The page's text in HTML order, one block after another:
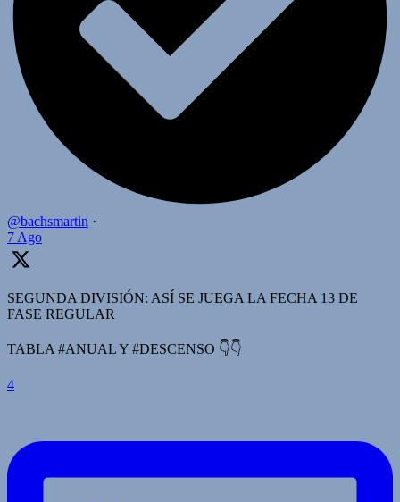
@bachsmartin ·
7 Ago
SEGUNDA DIVISIÓN: ASÍ SE JUEGA LA FECHA 13 DE
FASE REGULAR
TABLA #ANUAL Y #DESCENSO 👇👇
4